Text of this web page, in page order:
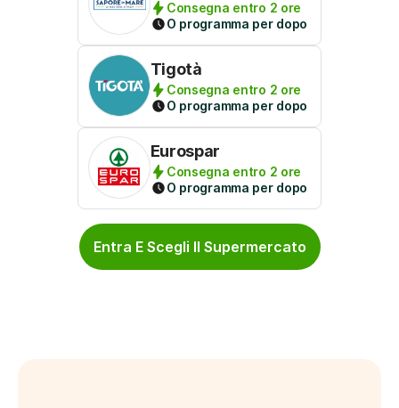
Consegna entro 2 ore
O programma per dopo
Tigotà
Consegna entro 2 ore
O programma per dopo
Eurospar
Consegna entro 2 ore
O programma per dopo
Entra E Scegli Il Supermercato